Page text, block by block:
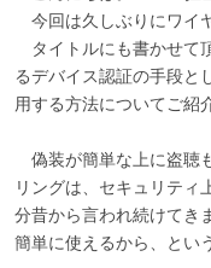
今回は久しぶりにワイ
タイトルにも書かせて
るデバイス認証の手段と
用する方法についてご紹
偽装が簡単な上に盗聴
リングは、セキュリティ
分昔から言われ続けてき
簡単に使えるから、とい